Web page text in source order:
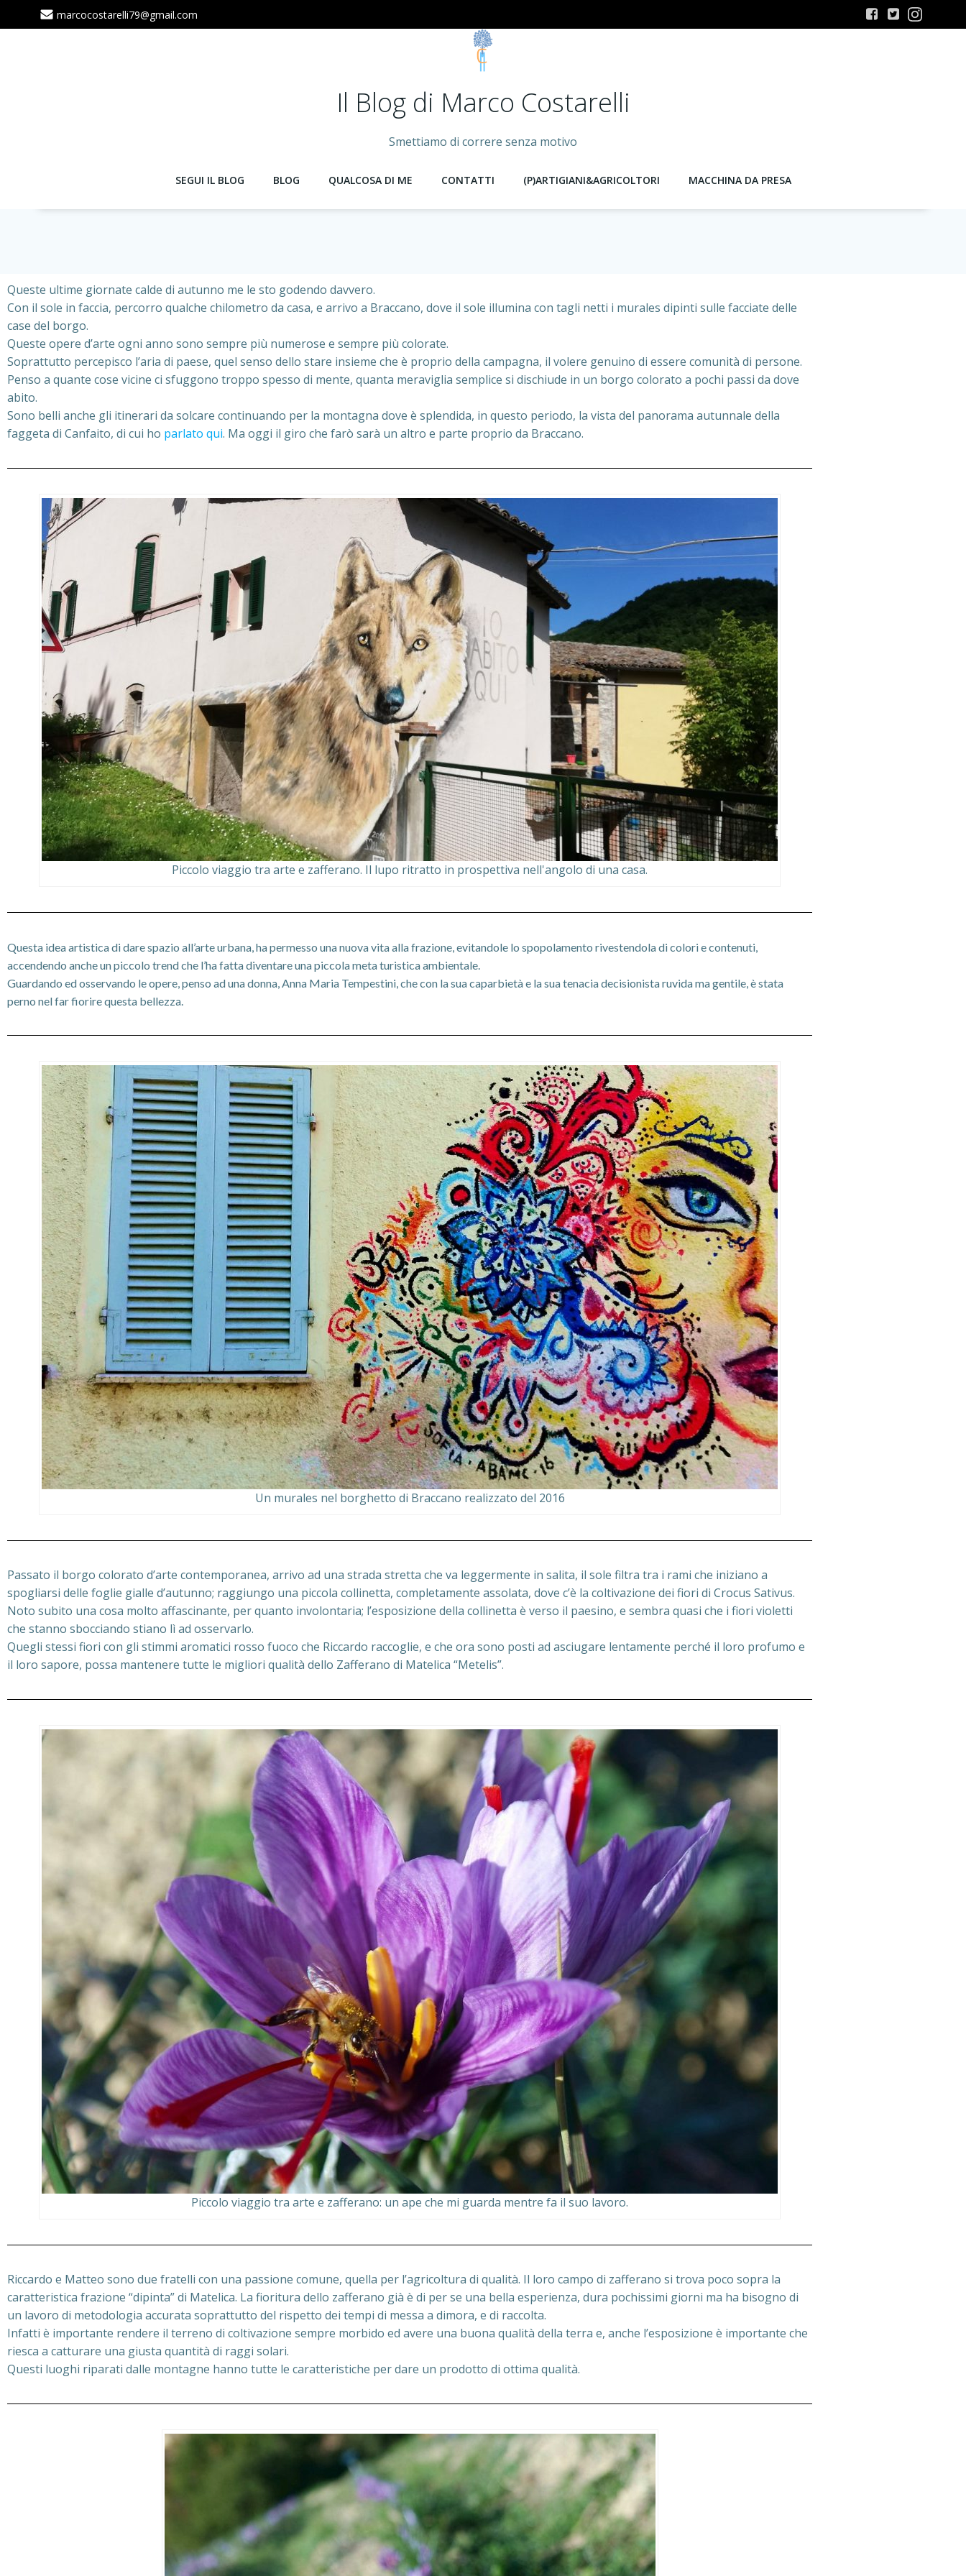
marcocostarelli79@gmail.com
Il Blog di Marco Costarelli
Smettiamo di correre senza motivo
SEGUI IL BLOG BLOG QUALCOSA DI ME CONTATTI (P)ARTIGIANI&AGRICOLTORI MACCHINA DA PRESA
Queste ultime giornate calde di autunno me le sto godendo davvero.
Con il sole in faccia, percorro qualche chilometro da casa, e arrivo a Braccano, dove il sole illumina con tagli netti i murales dipinti sulle facciate delle
case del borgo.
Queste opere d’arte ogni anno sono sempre più numerose e sempre più colorate.
Soprattutto percepisco l’aria di paese, quel senso dello stare insieme che è proprio della campagna, il volere genuino di essere comunità di persone.
Penso a quante cose vicine ci sfuggono troppo spesso di mente, quanta meraviglia semplice si dischiude in un borgo colorato a pochi passi da dove
abito.
Sono belli anche gli itinerari da solcare continuando per la montagna dove è splendida, in questo periodo, la vista del panorama autunnale della
faggeta di Canfaito, di cui ho parlato qui. Ma oggi il giro che farò sarà un altro e parte proprio da Braccano.
Piccolo viaggio tra arte e zafferano. Il lupo ritratto in prospettiva nell'angolo di una casa.
Questa idea artistica di dare spazio all’arte urbana, ha permesso una nuova vita alla frazione, evitandole lo spopolamento rivestendola di colori e contenuti,
accendendo anche un piccolo trend che l’ha fatta diventare una piccola meta turistica ambientale.
Guardando ed osservando le opere, penso ad una donna, Anna Maria Tempestini, che con la sua caparbietà e la sua tenacia decisionista ruvida ma gentile, è stata
perno nel far fiorire questa bellezza.
Un murales nel borghetto di Braccano realizzato del 2016
Passato il borgo colorato d’arte contemporanea, arrivo ad una strada stretta che va leggermente in salita, il sole filtra tra i rami che iniziano a
spogliarsi delle foglie gialle d’autunno; raggiungo una piccola collinetta, completamente assolata, dove c’è la coltivazione dei fiori di Crocus Sativus.
Noto subito una cosa molto affascinante, per quanto involontaria; l’esposizione della collinetta è verso il paesino, e sembra quasi che i fiori violetti
che stanno sbocciando stiano lì ad osservarlo.
Quegli stessi fiori con gli stimmi aromatici rosso fuoco che Riccardo raccoglie, e che ora sono posti ad asciugare lentamente perché il loro profumo e
il loro sapore, possa mantenere tutte le migliori qualità dello Zafferano di Matelica “Metelis”.
Piccolo viaggio tra arte e zafferano: un ape che mi guarda mentre fa il suo lavoro.
Riccardo e Matteo sono due fratelli con una passione comune, quella per l’agricoltura di qualità. Il loro campo di zafferano si trova poco sopra la
caratteristica frazione “dipinta” di Matelica. La fioritura dello zafferano già è di per se una bella esperienza, dura pochissimi giorni ma ha bisogno di
un lavoro di metodologia accurata soprattutto del rispetto dei tempi di messa a dimora, e di raccolta.
Infatti è importante rendere il terreno di coltivazione sempre morbido ed avere una buona qualità della terra e, anche l’esposizione è importante che
riesca a catturare una giusta quantità di raggi solari.
Questi luoghi riparati dalle montagne hanno tutte le caratteristiche per dare un prodotto di ottima qualità.